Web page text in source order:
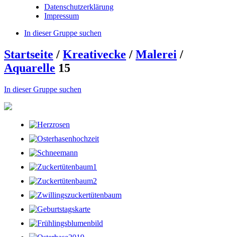
Datenschutzerklärung
Impressum
In dieser Gruppe suchen
Startseite / Kreativecke / Malerei /
Aquarelle 15
In dieser Gruppe suchen